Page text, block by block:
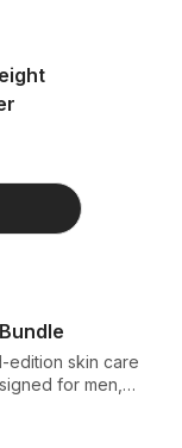
edition skin care
for men,
Nu Skin®